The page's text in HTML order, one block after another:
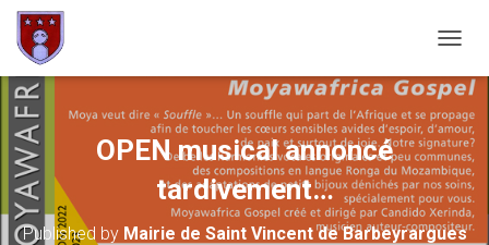
OPEN musical annoncé
tardivement…
Published by Mairie de Saint Vincent de Barbeyrargues